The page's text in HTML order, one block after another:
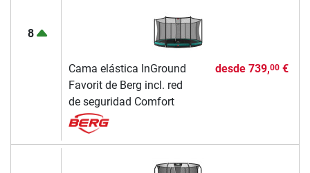
8
Cama elástica InGround
Favorit de Berg incl. red
de seguridad Comfort
desde 739,00€